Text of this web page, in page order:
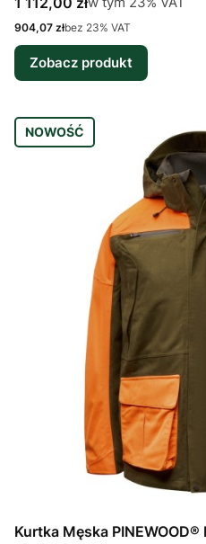
Cena netto
904,07 złbez 23% VAT
Zobacz produkt
NOWOŚĆ
Kurtka Męska PINEWOOD®